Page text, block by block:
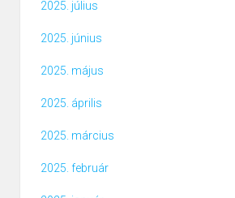
2025. július
2025. június
2025. május
2025. április
2025. március
2025. február